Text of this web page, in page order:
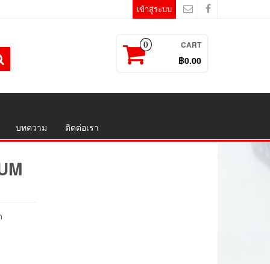
เข้าสู่ระบบ
0 CART
฿0.00
บทความ ติดต่อเรา